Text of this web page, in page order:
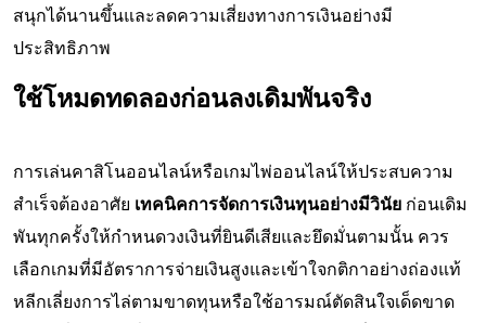
สนุกได้นานขึ้นและลดความเสี่ยงทางการเงินอย่างมี
ประสิทธิภาพ
ใช้โหมดทดลองก่อนลงเดิมพันจริง
การเล่นคาสิโนออนไลน์หรือเกมไพ่ออนไลน์ให้ประสบความ
สำเร็จต้องอาศัย เทคนิคการจัดการเงินทุนอย่างมีวินัย ก่อนเดิม
พันทุกครั้งให้กำหนดวงเงินที่ยินดีเสียและยึดมั่นตามนั้น ควร
เลือกเกมที่มีอัตราการจ่ายเงินสูงและเข้าใจกติกาอย่างถ่องแท้
หลีกเลี่ยงการไล่ตามขาดทุนหรือใช้อารมณ์ตัดสินใจเด็ดขาด